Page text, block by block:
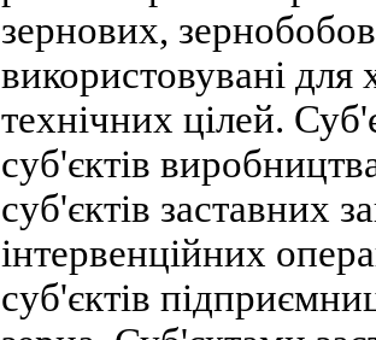
зернових,
використовувані для
технічних цілей.
суб'єктів
суб'єктів заставних
інтервенційних
суб'єктів